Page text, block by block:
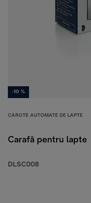
-10 %
CAROTE AUTOMATE DE LAPTE
Carafă pentru lapte
DLSC008